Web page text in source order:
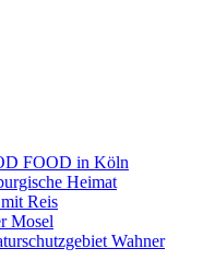
FOOD in Köln
Heimat
Reis
Mosel
Wahner